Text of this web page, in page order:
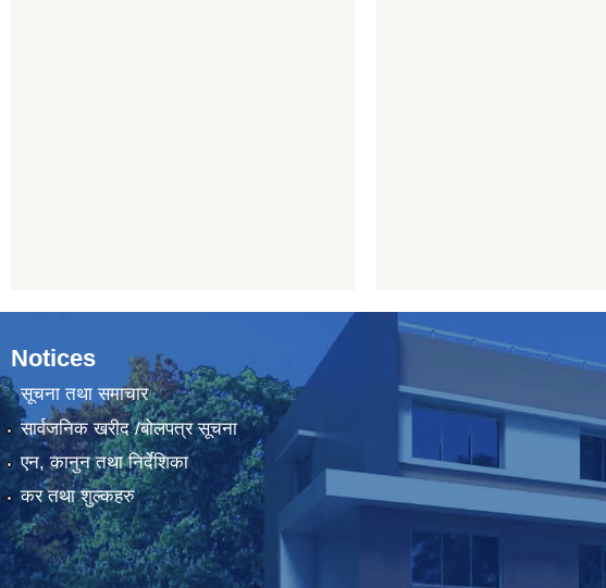
Notices
सूचना तथा समाचार
सार्वजनिक खरीद /बोलपत्र सूचना
एन, कानुन तथा निर्देशिका
कर तथा शुल्कहरु